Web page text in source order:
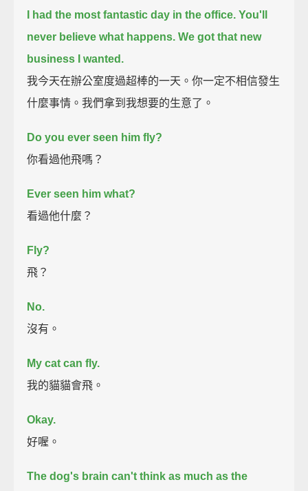
I had the most fantastic day in the office. You'll
never believe what happens. We got that new
business I wanted.
我今天在辦公室度過超棒的一天。你一定不相信發生
什麼事情。我們拿到我想要的生意了。
Do you ever seen him fly?
你看過他飛嗎？
Ever seen him what?
看過他什麼？
Fly?
飛？
No.
沒有。
My cat can fly.
我的貓貓會飛。
Okay.
好喔。
The dog's brain can't think as much as the